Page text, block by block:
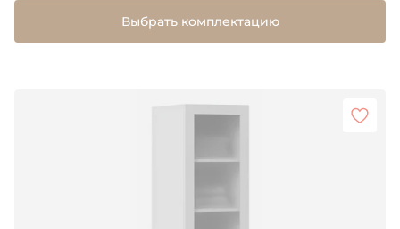
Выбрать комплектацию